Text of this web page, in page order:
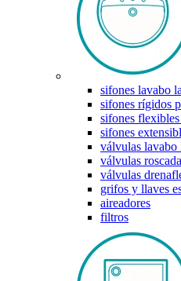
sifones lavabo
sifones rígidos
sifones
sifones
válvulas lavabo
válvulas
válvulas
grifos y llaves
aireadores
filtros